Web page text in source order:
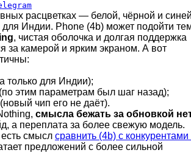
расцветках — белой, чёрной и
для Индии. Phone (4b) может подойти
, чистая оболочка и долгая поддержка
за камерой и ярким экраном. А вот
только для Индии);
этим параметрам был шаг назад);
чип его не даёт).
смысла бежать за обновкой
а переплата за более свежую модель.
смысл сравнить (4b) с конкурентами
предложений с более сильной